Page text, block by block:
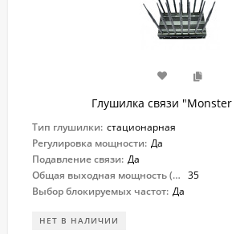
Глушилка связи
Тип глушилки: стационарная
Регулировка мощности: Да
Подавление связи: Да
Общая выходная мощность (Вт): 35
Выбор блокируемых частот: Да
НЕТ В НАЛИЧИИ